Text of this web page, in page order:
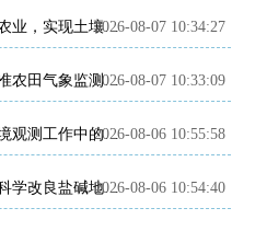
土壤温湿度测定仪助力智慧农业，实现土壤环境精细化管控
2026-08-07 10:34:27
适配高标准农田建设，高标准农田气象监测系统助力粮食稳产增收
2026-08-07 10:33:09
全自动太阳光度计：大气环境观测工作中的专业智能监测设备
2026-08-06 10:55:58
土壤电导率含盐量测定仪：科学改良盐碱地的田间检测利器
2026-08-06 10:54:40